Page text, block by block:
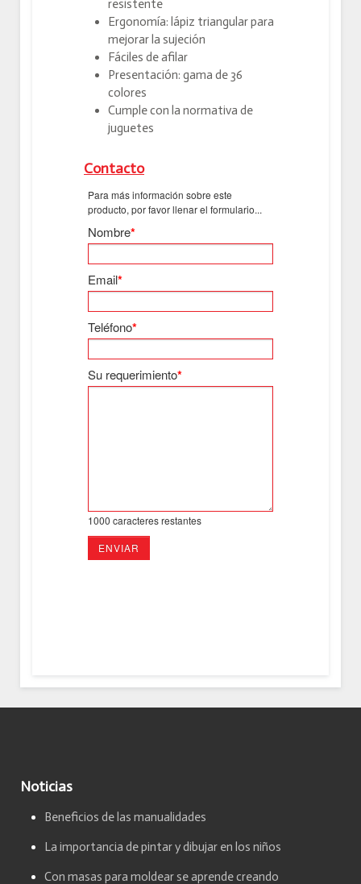
resistente
Ergonomía: lápiz triangular para
mejorar la sujeción
Fáciles de afilar
Presentación: gama de 36
colores
Cumple con la normativa de
juguetes
Contacto
Para más información sobre este
producto, por favor llenar el formulario...
Nombre*
Email*
Teléfono*
Su requerimiento*
1000 caracteres restantes
ENVIAR
Noticias
Beneficios de las manualidades
La importancia de pintar y dibujar en los niños
Con masas para moldear se aprende creando